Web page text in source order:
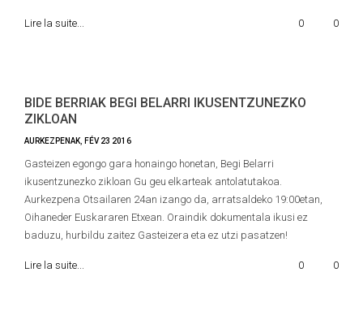
Lire la suite... 0 0
BIDE BERRIAK BEGI BELARRI IKUSENTZUNEZKO
ZIKLOAN
AURKEZPENAK FÉV 23 2016
Gasteizen egongo gara honaingo honetan, Begi Belarri
ikusentzunezko zikloan Gu geu elkarteak antolatutakoa.
Aurkezpena Otsailaren 24an izango da, arratsaldeko 19:00etan,
Oihaneder Euskararen Etxean. Oraindik dokumentala ikusi ez
baduzu, hurbildu zaitez Gasteizera eta ez utzi pasatzen!
Lire la suite... 0 0